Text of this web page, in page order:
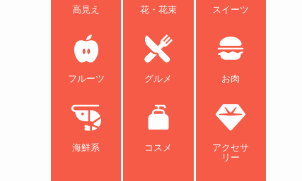
高見え 花・花束 スイーツ
フルーツ グルメ お肉
海鮮系 コスメ
アクセサ
リー